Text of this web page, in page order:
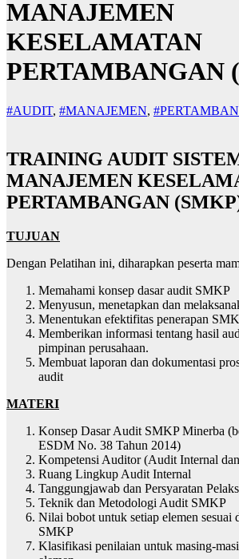
MANAJEMEN
KESELAMATAN
PERTAMBANGAN
#AUDIT, #MANAJEMEN,
TRAINING AUDIT
MANAJEMEN
PERTAMBANGAN
TUJUAN
Dengan Pelatihan ini, diharapkan peserta
Memahami konsep dasar audit SMKP
Menyusun, menetapkan dan
Menentukan efektifitas penerapan
Memberikan informasi tentang hasil
pimpinan perusahaan.
Membuat laporan dan dokumentasi
audit
MATERI
Konsep Dasar Audit SMKP Minerba
ESDM No. 38 Tahun 2014)
Kompetensi Auditor (Audit Internal
Ruang Lingkup Audit Internal
Tanggungjawab dan Persyaratan
Teknik dan Metodologi Audit SMKP
Nilai bobot untuk setiap elemen sesuai
SMKP
Klasifikasi penilaian untuk masing-